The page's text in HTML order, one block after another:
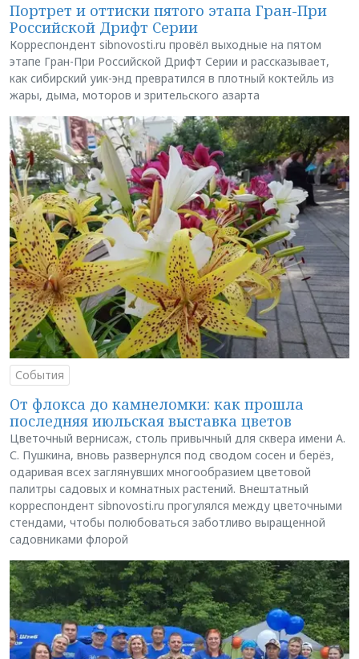
Портрет и оттиски пятого этапа Гран-При
Российской Дрифт Серии
Корреспондент sibnovosti.ru провёл выходные на пятом
этапе Гран-При Российской Дрифт Серии и рассказывает,
как сибирский уик-энд превратился в плотный коктейль из
жары, дыма, моторов и зрительского азарта
События
От флокса до камнеломки: как прошла
последняя июльская выставка цветов
Цветочный вернисаж, столь привычный для сквера имени А.
С. Пушкина, вновь развернулся под сводом сосен и берёз,
одаривая всех заглянувших многообразием цветовой
палитры садовых и комнатных растений. Внештатный
корреспондент sibnovosti.ru прогулялся между цветочными
стендами, чтобы полюбоваться заботливо выращенной
садовниками флорой